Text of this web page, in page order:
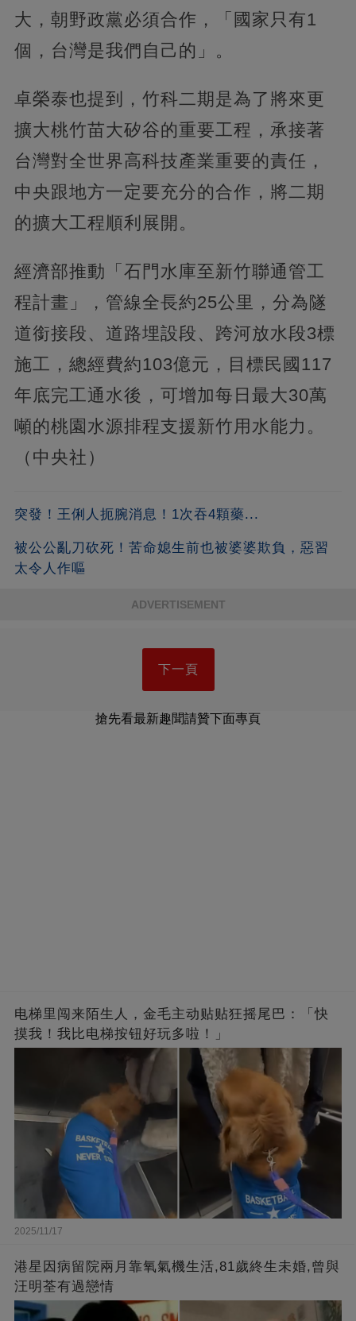
大，朝野政黨必須合作，「國家只有1
個，台灣是我們自己的」。
卓榮泰也提到，竹科二期是為了將來更
擴大桃竹苗大矽谷的重要工程，承接著
台灣對全世界高科技產業重要的責任，
中央跟地方一定要充分的合作，將二期
的擴大工程順利展開。
經濟部推動「石門水庫至新竹聯通管工
程計畫」，管線全長約25公里，分為隧
道銜接段、道路埋設段、跨河放水段3標
施工，總經費約103億元，目標民國117
年底完工通水後，可增加每日最大30萬
噸的桃園水源排程支援新竹用水能力。
（中央社）
突發！王俐人扼腕消息！1次吞4顆藥...
被公公亂刀砍死！苦命媳生前也被婆婆欺負，惡習
太令人作嘔
ADVERTISEMENT
下一頁
搶先看最新趣聞請贊下面專頁
电梯里闯来陌生人，金毛主动贴贴狂摇尾巴：「快
摸我！我比电梯按钮好玩多啦！」
2025/11/17
港星因病留院兩月靠氧氣機生活,81歲終生未婚,曾與
汪明荃有過戀情